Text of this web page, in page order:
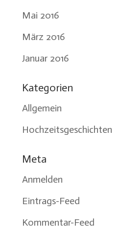
Mai 2016
März 2016
Januar 2016
Kategorien
Allgemein
Hochzeitsgeschichten
Meta
Anmelden
Eintrags-Feed
Kommentar-Feed